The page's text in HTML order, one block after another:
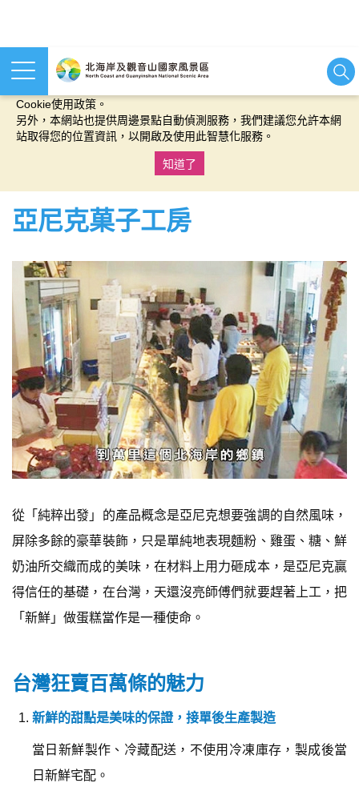
本網站使用cookies等相關技術以持續優化網站服務，並有助於為
Cookie使用政策。
另外，本網站也提供周邊景點自動偵測服務，我們建議您允許本網
站取得您的位置資訊，以開啟及使用此智慧化服務。
知道了
亞尼克菓子工房
從「純粹出發」的產品概念是亞尼克想要強調的自然風味，
屏除多餘的豪華裝飾，只是單純地表現麵粉、雞蛋、糖、鮮
奶油所交織而成的美味，在材料上用力砸成本，是亞尼克贏
得信任的基礎，在台灣，天還沒亮師傅們就要趕著上工，把
「新鮮」做蛋糕當作是一種使命。
台灣狂賣百萬條的魅力
新鮮的甜點是美味的保證，接單後生產製造
當日新鮮製作、冷藏配送，不使用冷凍庫存，製成後當
日新鮮宅配。